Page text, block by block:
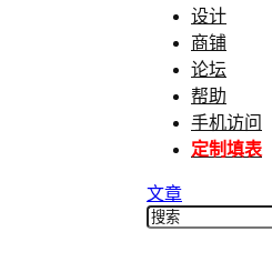
设计
商铺
论坛
帮助
手机访问
定制填表
文章